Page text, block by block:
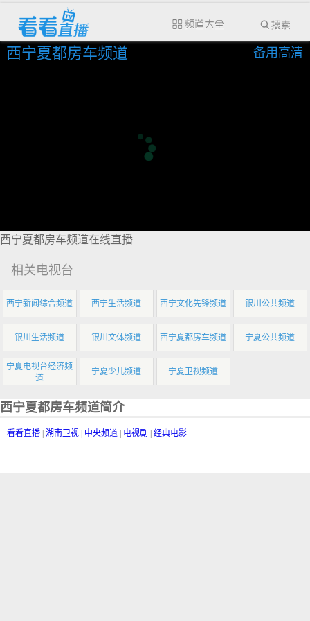
西宁夏都房车频道 备用高清
西宁夏都房车频道在线直播
相关电视台
西宁新闻综合频道 西宁生活频道 西宁文化先锋频道 银川公共频道
银川生活频道 银川文体频道 西宁夏都房车频道 宁夏公共频道
宁夏电视台经济频
道
宁夏少儿频道 宁夏卫视频道
西宁夏都房车频道简介
看看直播 湖南卫视 中央频道 电视剧 经典电影